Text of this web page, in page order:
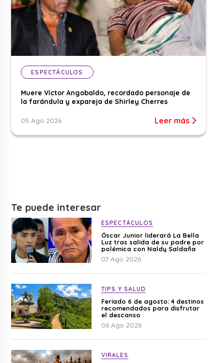
ESPECTÁCULOS
Muere Víctor Angobaldo, recordado personaje de
la farándula y expareja de Shirley Cherres
05 Ago 2026 Leer más
Te puede interesar
ESPECTÁCULOS
Óscar Junior liderará La Bella
Luz tras salida de su padre por
polémica con Naldy Saldaña
07 Ago 2026
TIPS Y SALUD
Feriado 6 de agosto: 4 destinos
recomendados para disfrutar
el descanso
06 Ago 2026
VIRALES